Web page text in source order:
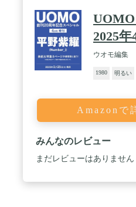
UOMO
2025年
ウオモ編集
1980 明るい
Amazonで
みんなのレビュー
まだレビューはありません